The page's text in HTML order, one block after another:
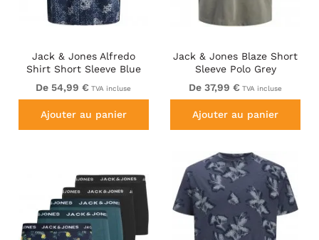
Jack & Jones Alfredo
Shirt Short Sleeve Blue
De 54,99 € TVA incluse
Ajouter au panier
Jack & Jones Blaze Short
Sleeve Polo Grey
De 37,99 € TVA incluse
Ajouter au panier